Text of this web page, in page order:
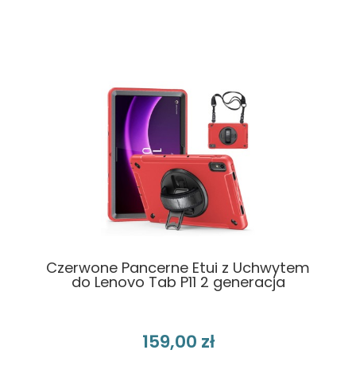
Czerwone Pancerne Etui z Uchwytem
do Lenovo Tab P11 2 generacja
159,00 zł